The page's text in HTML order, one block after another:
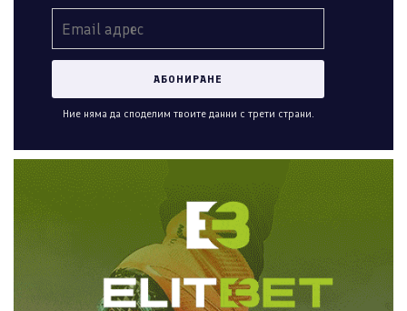
Ние няма да споделим твоите данни с трети страни.